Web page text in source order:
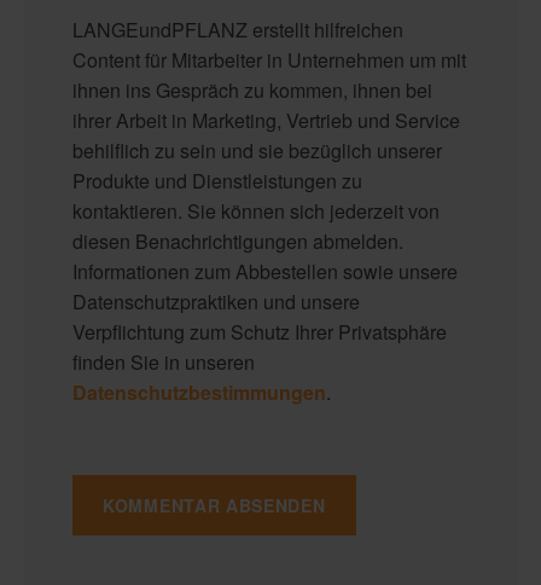
LANGEundPFLANZ erstellt hilfreichen
Content für Mitarbeiter in Unternehmen um mit
ihnen ins Gespräch zu kommen, ihnen bei
ihrer Arbeit in Marketing, Vertrieb und Service
behilflich zu sein und sie bezüglich unserer
Produkte und Dienstleistungen zu
kontaktieren. Sie können sich jederzeit von
diesen Benachrichtigungen abmelden.
Informationen zum Abbestellen sowie unsere
Datenschutzpraktiken und unsere
Verpflichtung zum Schutz Ihrer Privatsphäre
finden Sie in unseren
Datenschutzbestimmungen.